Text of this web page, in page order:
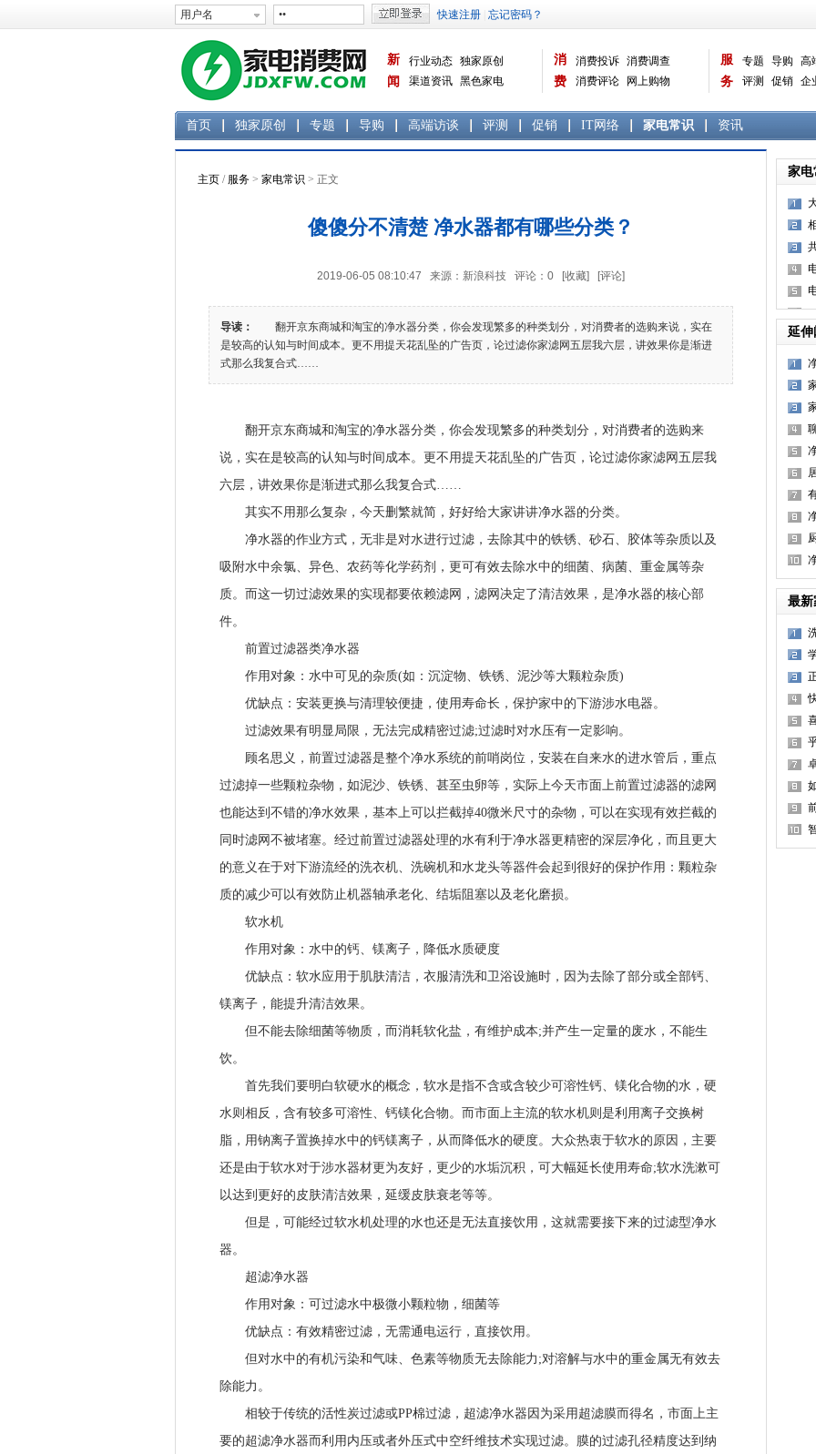
新
闻
行业动态 独家原创
渠道资讯 黑色家电
消
费
消费投诉 消费调查
消费评论
网上购物
曝光台 品牌关注
服
务
专题 导购
高
评测
促销 企
首页 独家原创 专题 导购 高端访谈 评测 促销 IT网络 家电常识 资讯
主页 / 服务 > 家电常识 > 正文
傻傻分不清楚 净水器都有哪些分类？
2019-06-05 08:10:47 来源：新浪科技 评论： 0 [收藏] [评论]
导读：
翻开京东商城和淘宝的净水器分类，你会发现繁多的种类划分，对消费者的选购来说，实在
是较高的认知与时间成本。更不用提天花乱坠的广告页，论过滤你家滤网五层我六层，讲效果你是渐进
式那么我复合式……
翻开京东商城和淘宝的净水器分类，你会发现繁多的种类划分，对消费者的选购来
说，实在是较高的认知与时间成本。更不用提天花乱坠的广告页，论过滤你家滤网五层我
六层，讲效果你是渐进式那么我复合式……
其实不用那么复杂，今天删繁就简，好好给大家讲讲净水器的分类。
净水器的作业方式，无非是对水进行过滤，去除其中的铁锈、砂石、胶体等杂质以及
吸附水中余氯、异色、农药等化学药剂，更可有效去除水中的细菌、病菌、重金属等杂
质。而这一切过滤效果的实现都要依赖滤网，滤网决定了清洁效果，是净水器的核心部
件。
前置过滤器类净水器
作用对象：水中可见的杂质(如：沉淀物、铁锈、泥沙等大颗粒杂质)
优缺点：安装更换与清理较便捷，使用寿命长，保护家中的下游涉水电器。
过滤效果有明显局限，无法完成精密过滤;过滤时对水压有一定影响。
顾名思义，前置过滤器是整个净水系统的前哨岗位，安装在自来水的进水管后，重点
过滤掉一些颗粒杂物，如泥沙、铁锈、甚至虫卵等，实际上今天市面上前置过滤器的滤网
也能达到不错的净水效果，基本上可以拦截掉40微米尺寸的杂物，可以在实现有效拦截的
同时滤网不被堵塞。经过前置过滤器处理的水有利于净水器更精密的深层净化，而且更大
的意义在于对下游流经的洗衣机、洗碗机和水龙头等器件会起到很好的保护作用：颗粒杂
质的减少可以有效防止机器轴承老化、结垢阻塞以及老化磨损。
软水机
作用对象：水中的钙、镁离子，降低水质硬度
优缺点：软水应用于肌肤清洁，衣服清洗和卫浴设施时，因为去除了部分或全部钙、
镁离子，能提升清洁效果。
但不能去除细菌等物质，而消耗软化盐，有维护成本;并产生一定量的废水，不能生
饮。
首先我们要明白软硬水的概念，软水是指不含或含较少可溶性钙、镁化合物的水，硬
水则相反，含有较多可溶性、钙镁化合物。而市面上主流的软水机则是利用离子交换树
脂，用钠离子置换掉水中的钙镁离子，从而降低水的硬度。大众热衷于软水的原因，主要
还是由于软水对于涉水器材更为友好，更少的水垢沉积，可大幅延长使用寿命;软水洗漱可
以达到更好的皮肤清洁效果，延缓皮肤衰老等等。
但是，可能经过软水机处理的水也还是无法直接饮用，这就需要接下来的过滤型净水
器。
超滤净水器
作用对象：可过滤水中极微小颗粒物，细菌等
优缺点：有效精密过滤，无需通电运行，直接饮用。
但对水中的有机污染和气味、色素等物质无去除能力;对溶解与水中的重金属无有效去
除能力。
相较于传统的活性炭过滤或PP棉过滤，超滤净水器因为采用超滤膜而得名，市面上主
要的超滤净水器而利用内压或者外压式中空纤维技术实现过滤。膜的过滤孔径精度达到纳
家电
延伸
最新